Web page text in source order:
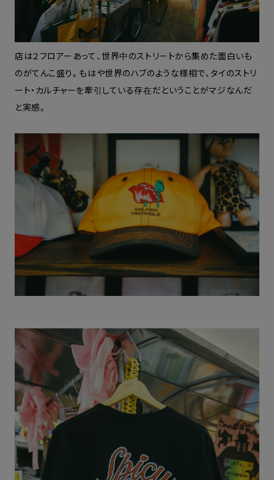
店は２フロアーあって、世界中のストリートから集めた面白いも
のがてんこ盛り。もはや世界のハブのような様相で、タイのストリ
ート・カルチャーを牽引している存在だということがマジなんだ
と実感。